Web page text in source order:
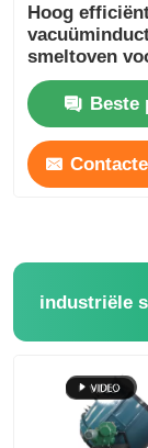
Hoog
smeltoven
smelten van
aluminiumBeste
industriële